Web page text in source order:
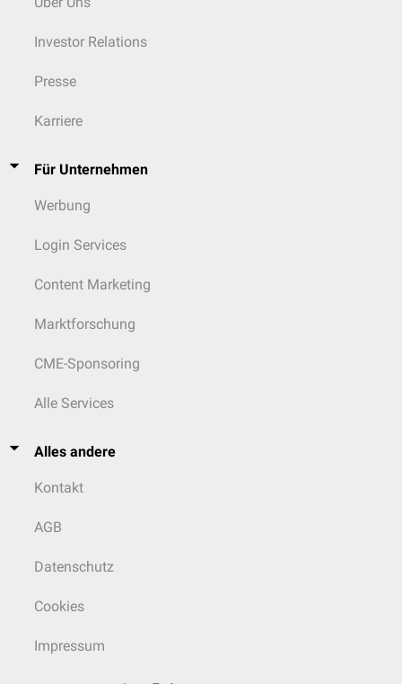
Investor Relations
Presse
Karriere
Für Unternehmen
Werbung
Login Services
Content Marketing
Marktforschung
CME-Sponsoring
Alle Services
Alles andere
Kontakt
AGB
Datenschutz
Cookies
Impressum